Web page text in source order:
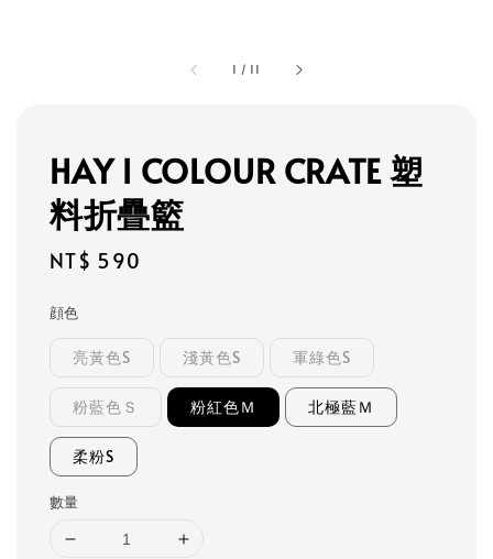
1 / 11
HAY l COLOUR CRATE 塑
料折疊籃
Regular
NT$ 590
顔色
亮黃色S 淺黃色S 軍綠色S
粉藍色Ｓ 粉紅色Ｍ 北極藍Ｍ
柔粉S
數量